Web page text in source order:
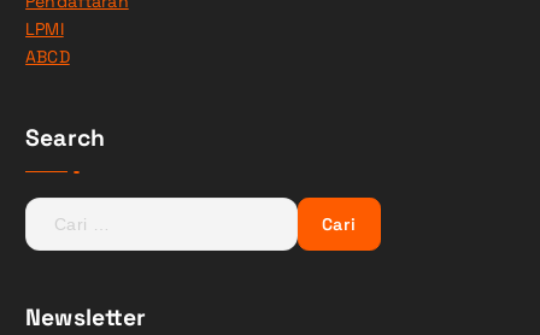
LPMI
ABCD
Search
Newsletter